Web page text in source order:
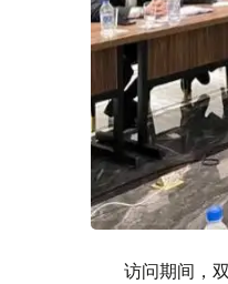
访问期间，